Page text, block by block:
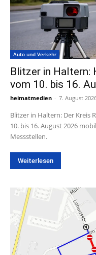
Auto und Verkehr
Blitzer in Haltern:
vom 10. bis 16.
heimatmedien - 7. August
Blitzer in Haltern: Der Kreis
10. bis 16. August 2026
Messstellen.
Weiterlesen